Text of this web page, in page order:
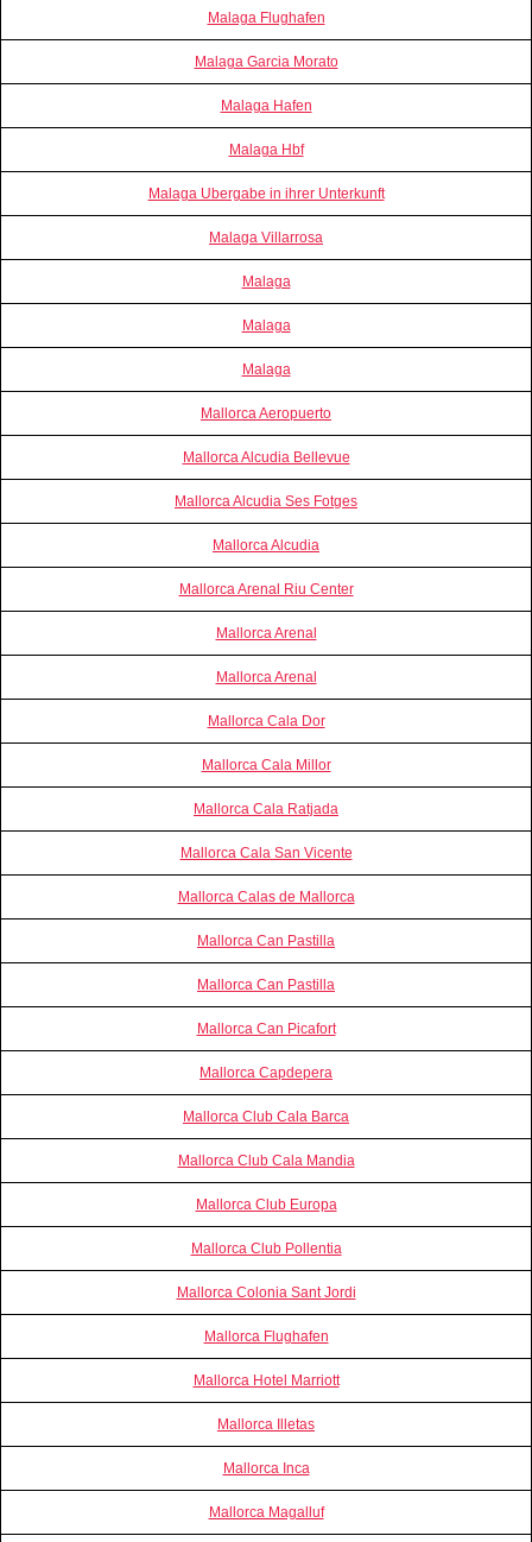
Malaga Flughafen
Malaga Garcia Morato
Malaga Hafen
Malaga Hbf
Malaga Ubergabe in ihrer Unterkunft
Malaga Villarrosa
Malaga
Malaga
Malaga
Mallorca Aeropuerto
Mallorca Alcudia Bellevue
Mallorca Alcudia Ses Fotges
Mallorca Alcudia
Mallorca Arenal Riu Center
Mallorca Arenal
Mallorca Arenal
Mallorca Cala Dor
Mallorca Cala Millor
Mallorca Cala Ratjada
Mallorca Cala San Vicente
Mallorca Calas de Mallorca
Mallorca Can Pastilla
Mallorca Can Pastilla
Mallorca Can Picafort
Mallorca Capdepera
Mallorca Club Cala Barca
Mallorca Club Cala Mandia
Mallorca Club Europa
Mallorca Club Pollentia
Mallorca Colonia Sant Jordi
Mallorca Flughafen
Mallorca Hotel Marriott
Mallorca Illetas
Mallorca Inca
Mallorca Magalluf